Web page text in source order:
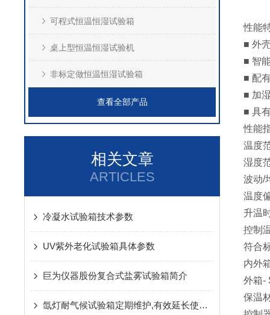
可程式恒温恒湿试验箱
桌上型恒温恒湿试验机
非标定做恒温恒湿试验箱
查看全部产品
相关文章
ARTICLES
冷凝水试验箱技术参数
UV紫外老化试验箱具体参数
巨为仪器股份复合式盐雾试验箱简介
氙灯耐气候试验箱定期维护,有效延长使用寿命
性能
■ 外
■ 智
■ 配
■ 加
■ 具
性能
温度
湿度
波动/
温度
升温
控制
符合
内外
外箱-
保温